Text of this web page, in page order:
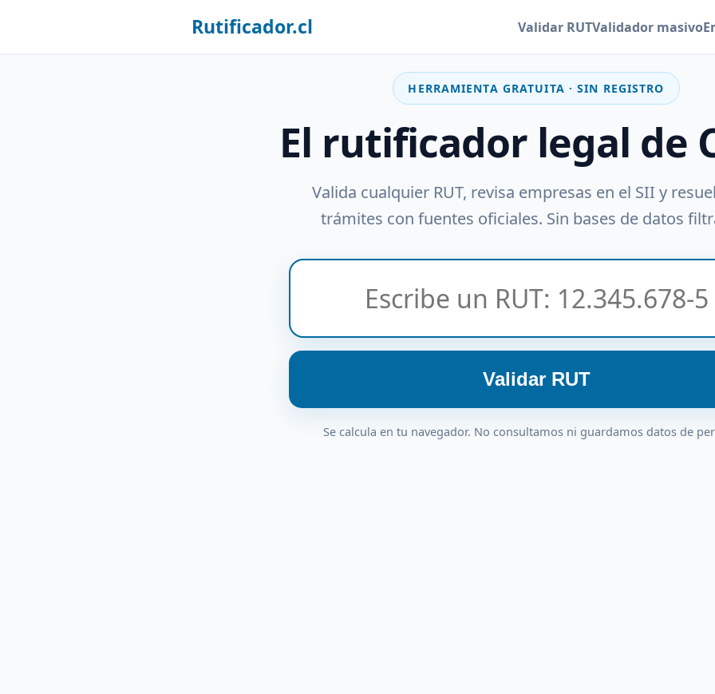
Rutificador.cl Validar RUTValidador masivo
HERRAMIENTA GRATUITA · SIN REGISTRO
El rutificador legal de
Valida cualquier RUT, revisa empresas en el SII y
trámites con fuentes oficiales. Sin bases de datos
Validar RUT
Se calcula en tu navegador. No consultamos ni guardamos datos de